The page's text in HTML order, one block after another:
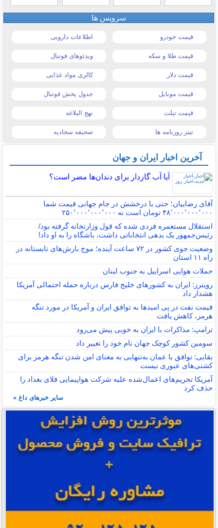
سرویس ها
قیمت خودرو اطلاعات دارویی
قیمت طلا و سکه ویدئوهای فوتبال
قیمت دلار کالری مواد غذایی
قیمت موبایل جدول پخش فوتبال
قیمت تبلت نهج البلاغه
تیتر روزنامه ها صحیفه سجادیه
آخرین اخبار ایران و جهان
آیا آب گازدار برای دندان‌ها مضر است؟
آقای رضاییان؛ حتی با درخشش در جام جهانی قیمت شما
۴۸٬۰۰۰٬۰۰۰٬۰۰۰ تومان است نه ۲۵۰٬۰۰۰٬۰۰۰٬۰۰۰
استقلال مستعمره فردی شده که قول وزارتخانه گرفته بود/
رئیس‌جمهور یک بدهی انتخاباتی داشت، باشگاه را به او داد!
وضعیت جوی کشور در ۷۲ ساعت آینده؛ موج بارش‌های تابستانه در
راه ۱۱ استان
حملات هوایی اسراییل به جنوب لبنان
رویترز: ایران به کشورهای خلیج فارس درباره حمله احتمالی آمریکا
هشدار داد
قیمت نفت در پی امیدها به توافق ایران و آمریکا در مورد تنگه
هرمز، کاهش یافت
ترامپ: مذاکرات با ایران به خوبی پیش می‌رود
سومین کشور کوچک جهان نام خود را تغییر داد
بقایی: توافق با عمان به‌تنهایی به معنای امن شدن تنگه هرمز برای
کشتی‌های عبوری نیست
آمریکا تحریم‌های اعمال‌شده علیه شرکت هواپیمایی فلای بغداد را
حذف کرد
سایر خبرهای داغ »